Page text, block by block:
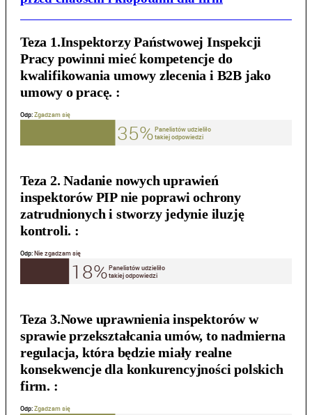
Teza 1.Inspektorzy Państwowej Inspekcji
Pracy powinni mieć kompetencje do
kwalifikowania umowy zlecenia i B2B jako
umowy o pracę. :
Teza 2. Nadanie nowych uprawień
inspektorów PIP nie poprawi ochrony
zatrudnionych i stworzy jedynie iluzję
kontroli. :
Teza 3.Nowe uprawnienia inspektorów w
sprawie przekształcania umów, to nadmierna
regulacja, która będzie miały realne
konsekwencje dla konkurencyjności polskich
firm. :